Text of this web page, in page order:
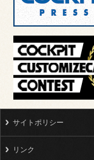
サイトポリシー
リンク